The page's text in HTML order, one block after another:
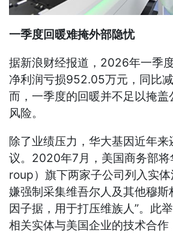
一季度回暖难掩外部隐忧
据新浪财经报道，2026年一季
净利润亏损952.05万元，同比
而，一季度的回暖并不足以掩盖
风险。
除了业绩压力，华大基因近年来
议。2020年7月，美国商务部将
roup）旗下两家子公司列入实
嫌强制采集维吾尔人及其他穆斯
因子据，用于打压维族人”。此
相关实体与美国企业的技术合作